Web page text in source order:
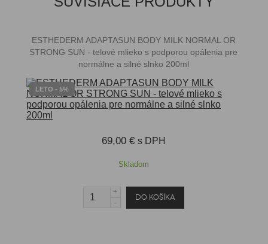
ESTHEDERM ADAPTASUN BODY MILK NORMAL OR
STRONG SUN - telové mlieko s podporou opálenia pre
normálne a silné slnko 200ml
LETO - 5%
69,00 € s DPH
Skladom